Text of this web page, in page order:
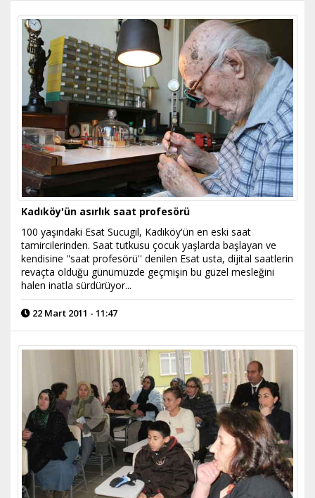
Kadıköy'ün asırlık saat profesörü
100 yaşındaki Esat Sucugil, Kadıköy'ün en eski saat
tamircilerinden. Saat tutkusu çocuk yaşlarda başlayan ve
kendisine ''saat profesörü'' denilen Esat usta, dijital saatlerin
revaçta olduğu günümüzde geçmişin bu güzel mesleğini
halen inatla sürdürüyor...
22 Mart 2011 - 11:47